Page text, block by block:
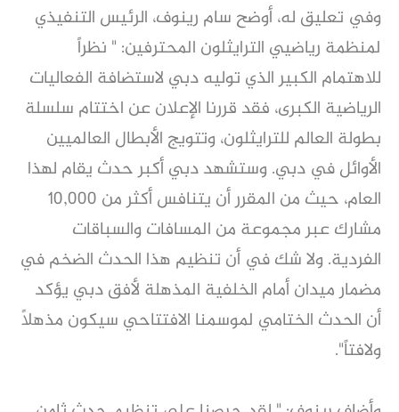
وفي تعليق له، أوضح سام رينوف، الرئيس التنفيذي
لمنظمة رياضيي الترايثلون المحترفين: " نظراً
للاهتمام الكبير الذي توليه دبي لاستضافة الفعاليات
الرياضية الكبرى، فقد قررنا الإعلان عن اختتام سلسلة
بطولة العالم للترايثلون، وتتويج ​​الأبطال العالميين
الأوائل في دبي. وستشهد دبي أكبر حدث يقام لهذا
العام، حيث من المقرر أن يتنافس أكثر من 10,000
مشارك عبر مجموعة من المسافات والسباقات
الفردية. ولا شك في أن تنظيم هذا الحدث الضخم في
مضمار ميدان أمام الخلفية المذهلة لأفق دبي يؤكد
أن الحدث الختامي لموسمنا الافتتاحي سيكون مذهلاً
ولافتاً".